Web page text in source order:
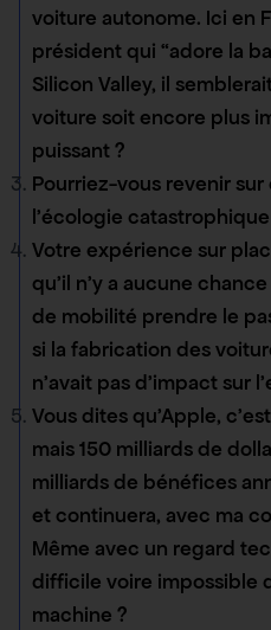
voiture autonome. Ici en
président qui “adore la
Silicon Valley, il
voiture soit encore plus
puissant ?
Pourriez-vous revenir
l’écologie
Votre expérience sur
qu’il n’y a aucune
de mobilité prendre le
si la fabrication des
n’avait pas d’impact sur
Vous dites qu’Apple,
mais 150 milliards de
milliards de bénéfices
et continuera, avec ma
Même avec un regard
difficile voire impossible
machine ?